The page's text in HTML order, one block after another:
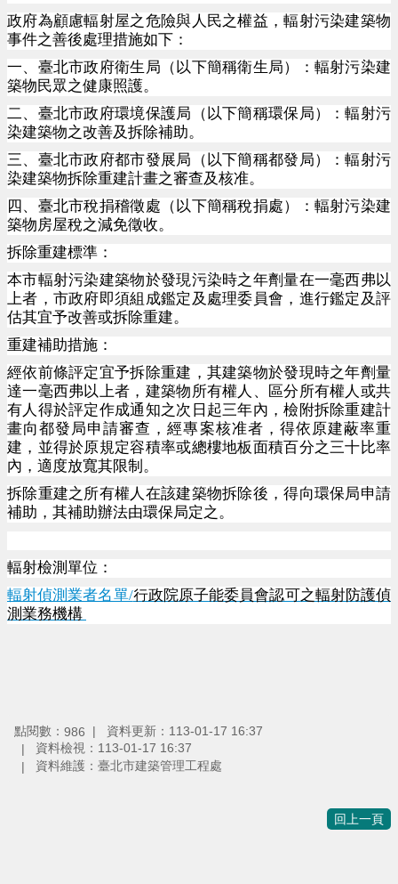
政府為顧慮輻射屋之危險與人民之權益，輻射污染建築物
事件之善後處理措施如下：
一、臺北市政府衛生局（以下簡稱衛生局）：輻射污染建
築物民眾之健康照護。
二、臺北市政府環境保護局（以下簡稱環保局）：輻射污
染建築物之改善及拆除補助。
三、臺北市政府都市發展局（以下簡稱都發局）：輻射污
染建築物拆除重建計畫之審查及核准。
四、臺北市稅捐稽徵處（以下簡稱稅捐處）：輻射污染建
築物房屋稅之減免徵收。
拆除重建標準：
本市輻射污染建築物於發現污染時之年劑量在一毫西弗以
上者，市政府即須組成鑑定及處理委員會，進行鑑定及評
估其宜予改善或拆除重建。
重建補助措施：
經依前條評定宜予拆除重建，其建築物於發現時之年劑量
達一毫西弗以上者，建築物所有權人、區分所有權人或共
有人得於評定作成通知之次日起三年內，檢附拆除重建計
畫向都發局申請審查，經專案核准者，得依原建蔽率重
建，並得於原規定容積率或總樓地板面積百分之三十比率
內，適度放寬其限制。
拆除重建之所有權人在該建築物拆除後，得向環保局申請
補助，其補助辦法由環保局定之。
輻射檢測單位：
輻射偵測業者名單/行政院原子能委員會認可之輻射防護偵
測業務機構
點閱數： 986 資料更新： 113-01-17 16:37
資料檢視： 113-01-17 16:37
資料維護： 臺北市建築管理工程處
回上一頁